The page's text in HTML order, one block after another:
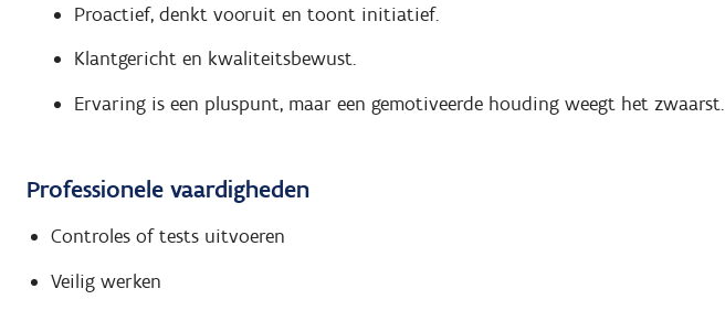
Proactief, denkt vooruit en toont initiatief.
Klantgericht en kwaliteitsbewust.
Ervaring is een pluspunt, maar een gemotiveerde houding weegt het zwaarst.
Professionele vaardigheden
Controles of tests uitvoeren
Veilig werken